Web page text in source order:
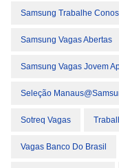
Samsung Trabalhe
Samsung Vagas Abertas
Samsung Vagas Jovem
Seleção
Sotreq Vagas
Vagas Banco Do Brasil